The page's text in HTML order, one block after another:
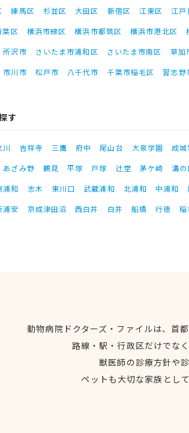
練馬区 杉並区 大田区 新宿区 江東区 江戸
葉区 横浜市緑区 横浜市都筑区 横浜市港北区
所沢市 さいたま市浦和区 さいたま市南区 草加
市川市 松戸市 八千代市 千葉市稲毛区 習志野
す
川 吉祥寺 三鷹 府中 尾山台 大泉学園 成
あざみ野 鶴見 平塚 戸塚 辻堂 茅ケ崎
溝の
浦和 志木 東川口 武蔵浦和 北浦和 中浦和
浦安 京成津田沼 西白井 白井 船橋 行徳 稲
動物病院ドクターズ・ファイルは、首
路線・駅・行政区だけでな
獣医師の診療方針や
ペットも大切な家族とし